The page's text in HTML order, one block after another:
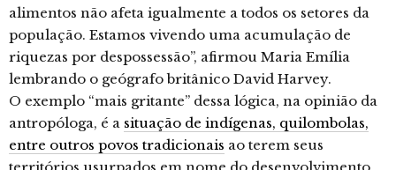
alimentos não afeta igualmente a todos os setores da
população. Estamos vivendo uma acumulação de
riquezas por despossessão”, afirmou Maria Emília
lembrando o geógrafo britânico David Harvey.
O exemplo “mais gritante” dessa lógica, na opinião da
antropóloga, é a situação de indígenas, quilombolas,
entre outros povos tradicionais ao terem seus